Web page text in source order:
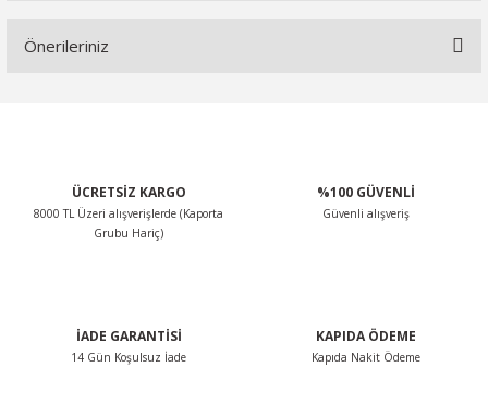
Önerileriniz
Ürün resmi kalitesiz, bozuk veya görüntülenemiyor.
Bu ürüne benzer farklı alternatifler olmalı.
ÜCRETSİZ KARGO
8000 TL Üzeri alışverişlerde (Kaporta
Grubu Hariç)
%100 GÜVENLİ
Güvenli alışveriş
İADE GARANTİSİ
14 Gün Koşulsuz İade
KAPIDA ÖDEME
Kapıda Nakit Ödeme